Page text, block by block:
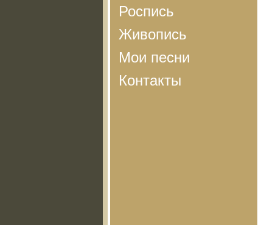
Роспись
Живопись
Мои песни
Контакты